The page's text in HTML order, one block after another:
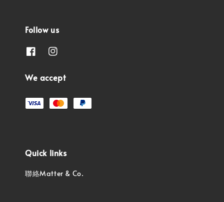
Follow us
We accept
Quick links
聯絡Matter & Co.